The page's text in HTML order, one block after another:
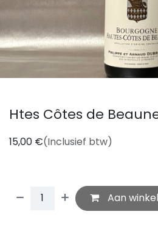
Htes Côtes de
15,00 €(Inclusief btw)
Aan